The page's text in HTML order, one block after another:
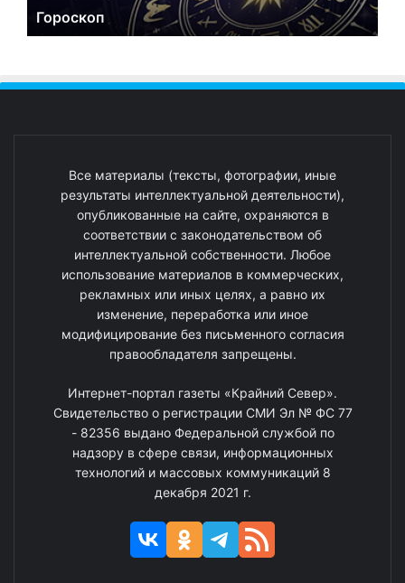
Гороскоп
Все материалы (тексты, фотографии, иные
результаты интеллектуальной деятельности),
опубликованные на сайте, охраняются в
соответствии с законодательством об
интеллектуальной собственности. Любое
использование материалов в коммерческих,
рекламных или иных целях, а равно их
изменение, переработка или иное
модифицирование без письменного согласия
правообладателя запрещены.
Интернет-портал газеты «Крайний Север».
Свидетельство о регистрации СМИ Эл № ФС 77
- 82356 выдано Федеральной службой по
надзору в сфере связи, информационных
технологий и массовых коммуникаций 8
декабря 2021 г.